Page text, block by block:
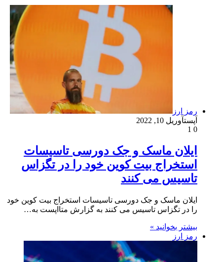
رمز ارز
اَپستآوریل 10, 2022
0
ایلان ماسک و جک دورسی تاسیسات
استخراج بیت کوین خود را در تگزاس
تاسیس می کنند
ایلان ماسک و جک دورسی تاسیسات استخراج بیت کوین خود
را در تگزاس تاسیس می کنند به گزارش متااپست به…
بیشتر بخوانید »
رمز ارز